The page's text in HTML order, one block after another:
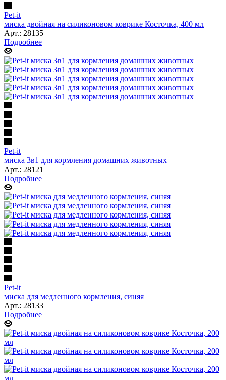
Pet-it
миска двойная на силиконовом коврике Косточка, 400 мл
Арт.: 28135
Подробнее
Pet-it
миска 3в1 для кормления домашних животных
Арт.: 28121
Подробнее
Pet-it
миска для медленного кормления, синяя
Арт.: 28133
Подробнее